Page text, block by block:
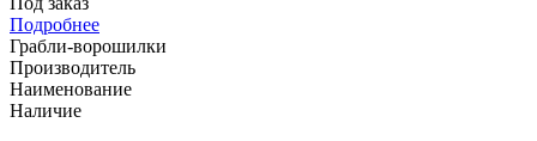
Подробнее
Грабли-ворошилки
Производитель
Наименование
Наличие